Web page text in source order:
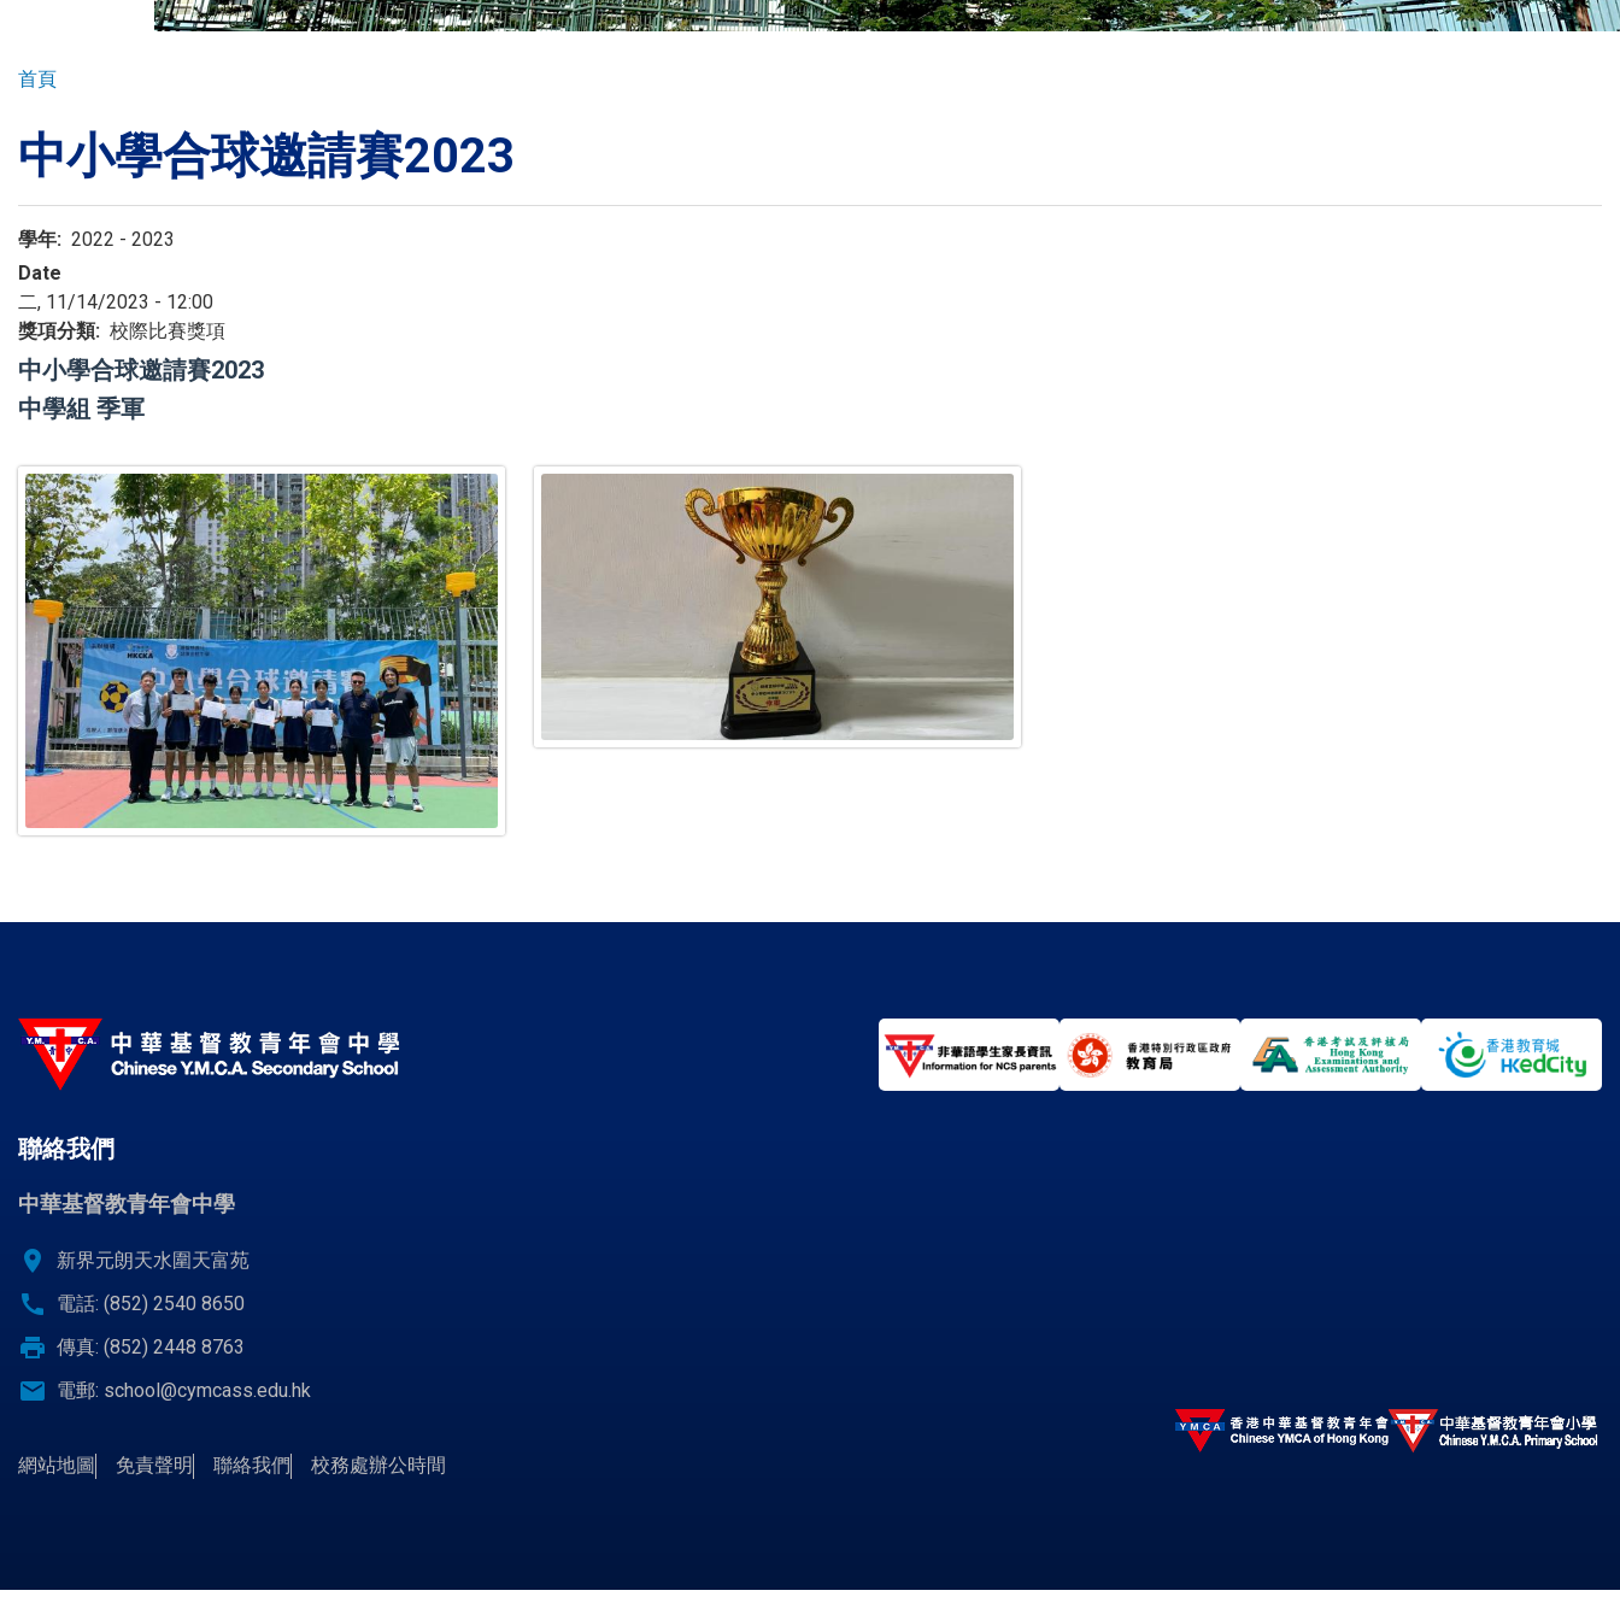
入學申請
學生園地
學生表現
家長資訊
校曆表
導
連
結
首頁
中小學合球邀請賽2023
學年
2022 - 2023
Date
二, 11/14/2023 - 12:00
獎項分類
校際比賽獎項
中小學合球邀請賽2023
中學組 季軍
聯絡我們
中華基督教青年會中學
location_on 新界元朗天水圍天富苑
call 電話: (852) 2540 8650
print 傳真: (852) 2448 8763
email 電郵: school@cymcass.edu.hk
網站地圖 免責聲明 聯絡我們 校務處辦公時間